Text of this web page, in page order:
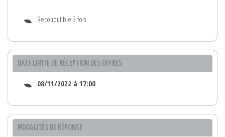
Recondutible 3 fois
DATE LIMITE DE RÉCEPTION DES OFFRES
08/11/2022 à 17:00
MODALITÉS DE RÉPONSE